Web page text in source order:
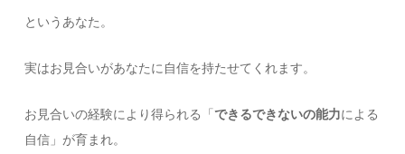
というあなた。
実はお見合いがあなたに自信を持たせてくれます。
お見合いの経験により得られる「できるできないの能力による
自信」が育まれ。